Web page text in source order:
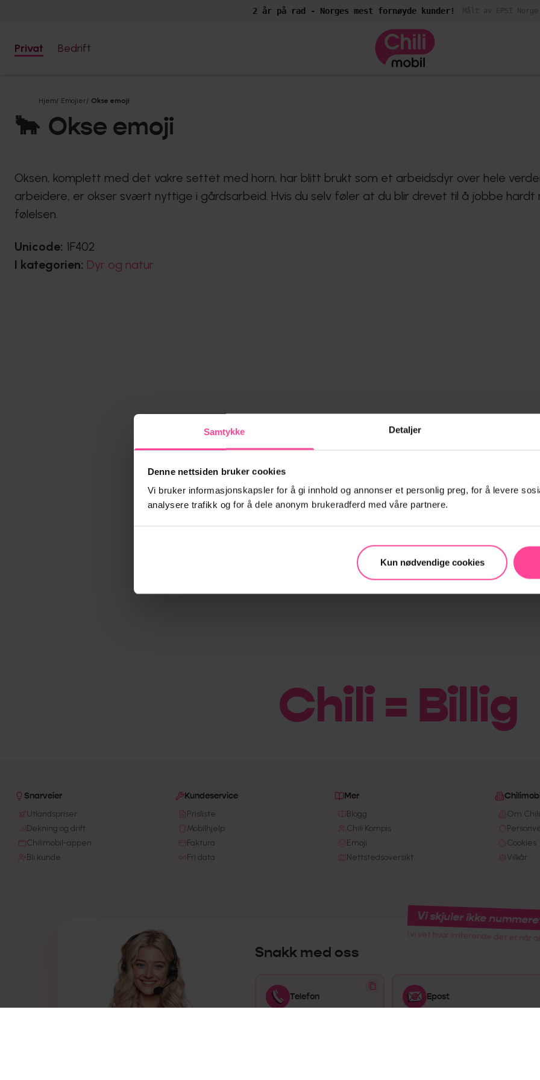
Samtykke Detaljer
Denne nettsiden bruker cookies
Vi bruker informasjonskapsler for å gi innhold og annonser et personlig preg, for å levere
analysere trafikk og for å dele anonym brukeradferd med våre partnere.
Kun nødvendige cookies
2 år på rad - Norges mest fornøyde kunder! Målt av EPSI Norge
Privat Bedrift
Hjem/ Emojier/ Okse emoji
🐂 Okse emoji
Oksen, komplett med det vakre settet med horn, har blitt brukt som et arbeidsdyr over hele
arbeidere, er okser svært nyttige i gårdsarbeid. Hvis du selv føler at du blir drevet til å jobbe hardt
følelsen.
Unicode: 1F402
I kategorien: Dyr og natur
Chili = Billig
Snarveier
Utlandspriser
Dekning og drift
Chilimobil-appen
Bli kunde
Kundeservice
Prisliste
Mobilhjelp
Faktura
Fri data
Mer
Blogg
Chili Kompis
Emoji
Nettstedsoversikt
Om
Cookies
Vilkår
Vi skjuler ikke
(vi vet hvor irriterende det er når
Snakk med oss
Telefon Epost